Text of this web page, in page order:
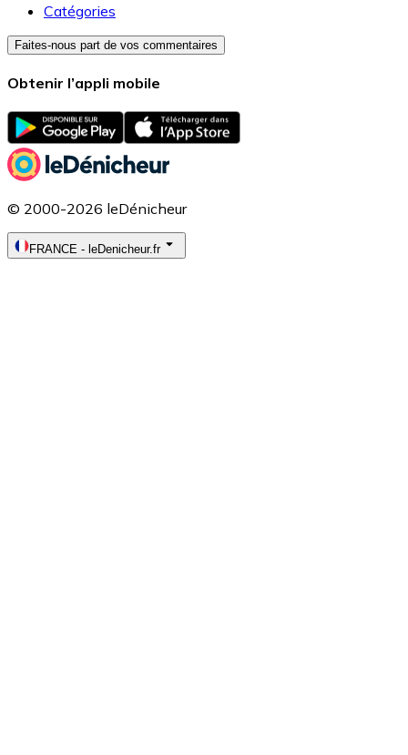
Catégories
Faites-nous part de vos commentaires
Obtenir l’appli mobile
© 2000-2026 leDénicheur
FRANCE - leDenicheur.fr